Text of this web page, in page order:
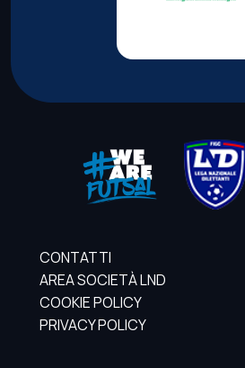
CONTATTI
AREA SOCIETÀ LND
COOKIE POLICY
PRIVACY POLICY